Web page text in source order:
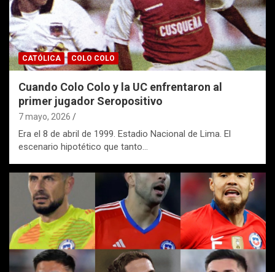
CATÓLICA COLO COLO
Cuando Colo Colo y la UC enfrentaron al
primer jugador Seropositivo
7 mayo, 2026
Era el 8 de abril de 1999. Estadio Nacional de Lima. El
escenario hipotético que tanto…